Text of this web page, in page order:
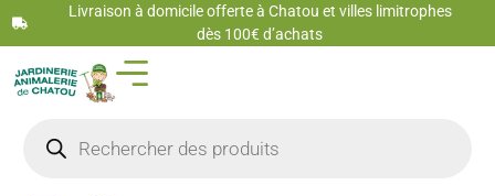
Livraison à domicile offerte à Chatou et villes limitrophes
dès 100€ d’achats